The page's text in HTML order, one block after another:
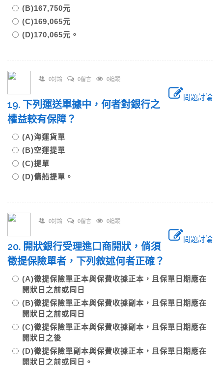
(B)167,750元
(C)169,065元
(D)170,065元。
0討論 0留言 0追蹤
問題討論
19. 下列運送單據中，何者對銀行之
權益較有保障？
(A)海運貨單
(B)空運提單
(C)提單
(D)傭船提單。
0討論 0留言 0追蹤
問題討論
20. 開狀銀行受理進口商開狀，倘須
徵提保險單者，下列敘述何者正確？
(A)徵提保險單正本與保費收據正本，且保單日期應在
開狀日之前或同日
(B)徵提保險單正本與保費收據副本，且保單日期應在
開狀日之前或同日
(C)徵提保險單正本與保費收據副本，且保單日期應在
開狀日之後
(D)徵提保險單副本與保費收據正本，且保單日期應在
開狀日之前或同日。